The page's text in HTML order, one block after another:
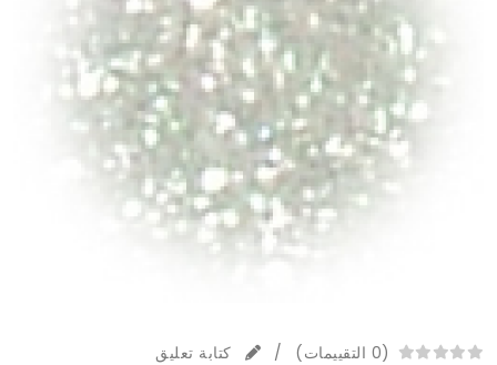
(0 التقييمات) /
كتابة تعليق